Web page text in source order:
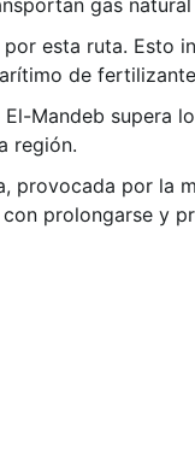
gas
esta ruta. Esto
de
Mandeb supera
región.
provocada por la
prolongarse y